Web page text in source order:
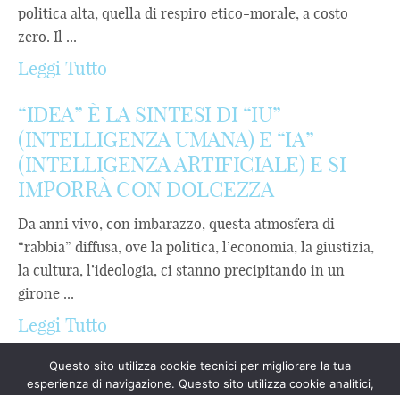
politica alta, quella di respiro etico-morale, a costo
zero. Il ...
Leggi Tutto
“IDEA” È LA SINTESI DI “IU”
(INTELLIGENZA UMANA) E “IA”
(INTELLIGENZA ARTIFICIALE) E SI
IMPORRÀ CON DOLCEZZA
Da anni vivo, con imbarazzo, questa atmosfera di
“rabbia” diffusa, ove la politica, l’economia, la giustizia,
la cultura, l’ideologia, ci stanno precipitando in un
girone ...
Leggi Tutto
Questo sito utilizza cookie tecnici per migliorare la tua
esperienza di navigazione. Questo sito utilizza cookie analitici,